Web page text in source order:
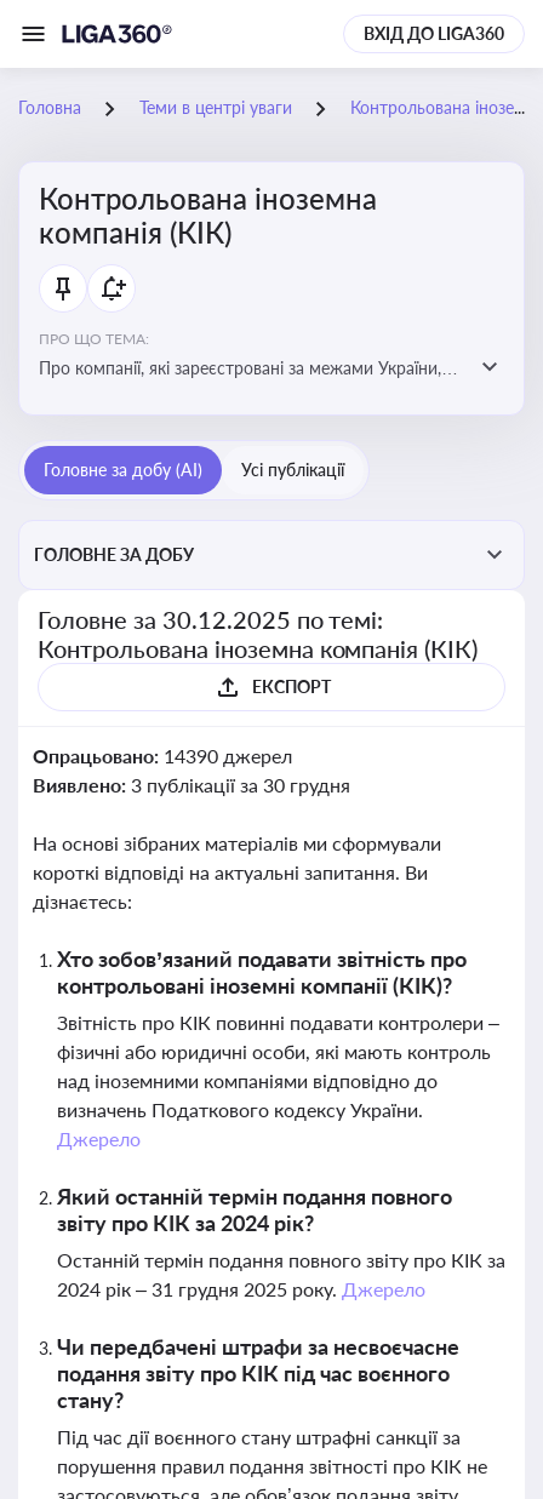
ВХІД ДО LIGA360
Головна Теми в центрі уваги Контрольована іноземна компанія (КІК)
Контрольована іноземна
компанія (КІК)
ПРО ЩО ТЕМА:
Про компанії, які зареєстровані за межами України,
органами України щодо своїх доходів і витрат
Головне за добу (AI) Усі публікації
ГОЛОВНЕ ЗА ДОБУ
Головне за 30.12.2025 по темі:
Контрольована іноземна компанія (КІК)
ЕКСПОРТ
Опрацьовано: 14390 джерел
Виявлено: 3 публікації за 30 грудня
На основі зібраних матеріалів ми сформували
короткі відповіді на актуальні запитання. Ви
дізнаєтесь:
Хто зобов’язаний подавати звітність про
контрольовані іноземні компанії (КІК)?
Звітність про КІК повинні подавати контролери –
фізичні або юридичні особи, які мають контроль
над іноземними компаніями відповідно до
визначень Податкового кодексу України.
Джерело
Який останній термін подання повного
звіту про КІК за 2024 рік?
Останній термін подання повного звіту про КІК за
2024 рік – 31 грудня 2025 року. Джерело
Чи передбачені штрафи за несвоєчасне
подання звіту про КІК під час воєнного
стану?
Під час дії воєнного стану штрафні санкції за
порушення правил подання звітності про КІК не